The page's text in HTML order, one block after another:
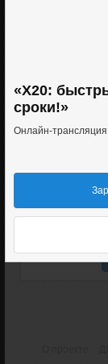
«X20:
сроки!»
Онлайн-трансляция